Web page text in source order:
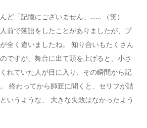
ど「記憶にございません」…… （笑）
前で落語をしたことがありましたが、プ
全く違いましたね。 知り合いもたくさん
ですが、舞台に出て頭を上げると、小さ
れていた人が目に入り、その瞬間から記
終わってから師匠に聞くと、セリフが詰
いうような、 大きな失敗はなかったよう